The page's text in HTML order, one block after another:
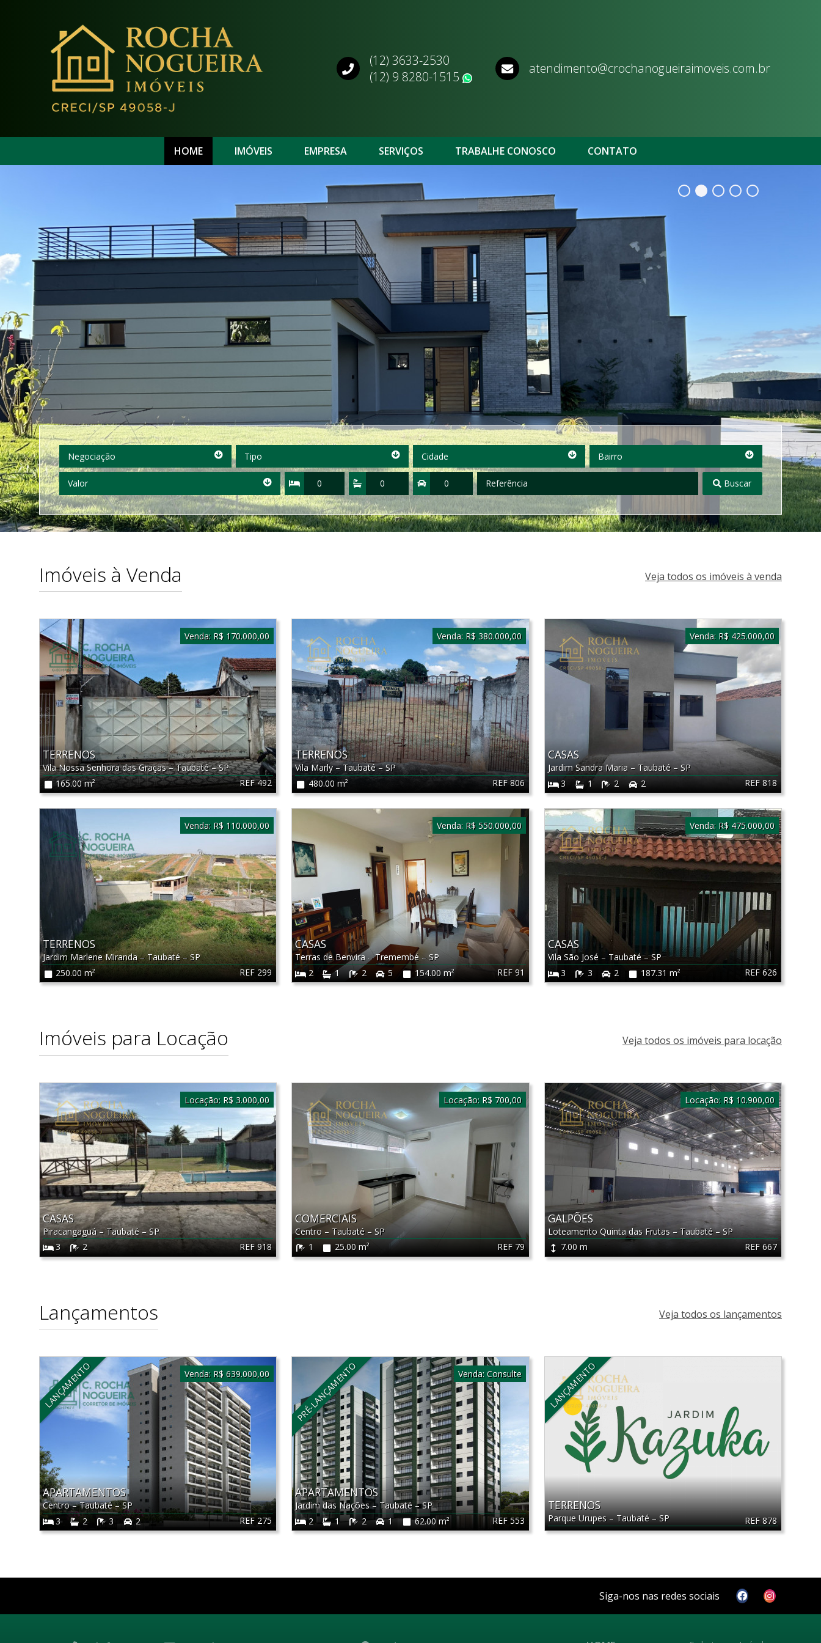
(12) 3633-2530
(12) 9 8280-1515
WhatsApp
atendimento@crochanogueiraimoveis.com.br
HOME IMÓVEIS EMPRESA SERVIÇOS TRABALHE CONOSCO CONTATO
Negociação
Negociação Tipo
Cidade
Cidade
Bairro
Bairro
Valor
Valor
Quartos Suítes Vagas Referência
Buscar
• • •
Imóveis à Venda Veja todos os imóveis à venda
REF 492
TERRENOS
Vila Nossa Senhora das Graças–Taubaté–SP
165.00 m²
Venda: R$ 170.000,00
REF 806
TERRENOS
Vila Marly–Taubaté–SP
480.00 m²
Venda: R$ 380.000,00
REF 818
CASAS
Jardim Sandra Maria – Taubaté –SP
3
1 2 2
Venda: R$ 425.000,00
REF 299
TERRENOS
Jardim Marlene Miranda–Taubaté–SP
250.00 m²
Venda: R$ 110.000,00
REF 91
CASAS
Terras de Benvira –Tremembé –SP
2
1 2 5 154.00 m²
Venda: R$ 550.000,00
REF 626
CASAS
Vila São José – Taubaté–SP
3
3 2 187.31 m²
Venda: R$ 475.000,00
Imóveis para Locação Veja todos os imóveis para locação
REF 918
CASAS
Piracangaguá–Taubaté– SP
3
2
Locação: R$ 3.000,00
REF 79
COMERCIAIS
Centro – Taubaté –SP
1
25.00 m²
Locação: R$ 700,00
REF 667
GALPÕES
Loteamento Quinta das Frutas – Taubaté–SP
7.00 m
Locação: R$ 10.900,00
Lançamentos Veja todos os lançamentos
LANÇAMENTO
REF 275
APARTAMENTOS
Centro–Taubaté–SP
3
2 3 2
Venda: R$ 639.000,00 PRÉ-LANÇAMENTO
REF 553
APARTAMENTOS
Jardim das Nações–Taubaté –SP
2
1 2 1 62.00 m²
Venda: Consulte LANÇAMENTO
REF 878
TERRENOS
Parque Urupes–Taubaté–SP
Siga-nos nas redes sociais